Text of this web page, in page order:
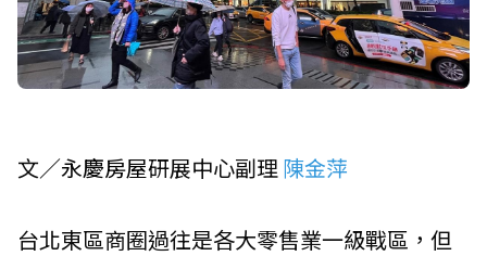
文／永慶房屋研展中心副理陳金萍
台北東區商圈過往是各大零售業一級戰區，但